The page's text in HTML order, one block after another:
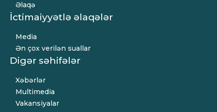
Əlaqə
İctimaiyyətlə əlaqələr
Media
Ən çox verilən suallar
Digər səhifələr
Xəbərlər
Multimedia
Vakansiyalar